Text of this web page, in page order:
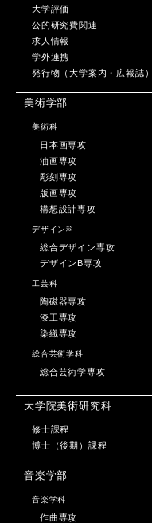
大学評価
公的研究費関連
求人情報
学外連携
発行物（大学案内・広報誌）
美術学部
美術科
日本画専攻
油画専攻
彫刻専攻
版画専攻
構想設計専攻
デザイン科
総合デザイン専攻
デザインB専攻
工芸科
陶磁器専攻
漆工専攻
染織専攻
総合芸術学科
総合芸術学専攻
大学院美術研究科
修士課程
博士（後期）課程
音楽学部
音楽学科
作曲専攻